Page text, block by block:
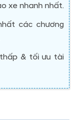
xe nhanh nhất.
các chương
& tối ưu tài